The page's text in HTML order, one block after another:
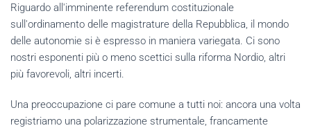
Riguardo all'imminente referendum costituzionale
sull'ordinamento delle magistrature della Repubblica, il mondo
delle autonomie si è espresso in maniera variegata. Ci sono
nostri esponenti più o meno scettici sulla riforma Nordio, altri
più favorevoli, altri incerti.
Una preoccupazione ci pare comune a tutti noi: ancora una volta
registriamo una polarizzazione strumentale, francamente